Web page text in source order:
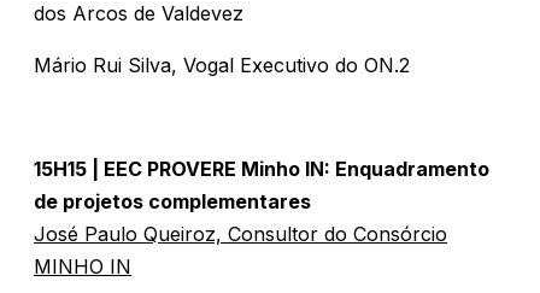
dos Arcos de Valdevez
Mário Rui Silva, Vogal Executivo do ON.2
15H15 | EEC PROVERE Minho IN: Enquadramento
de projetos complementares
José Paulo Queiroz, Consultor do Consórcio
MINHO IN